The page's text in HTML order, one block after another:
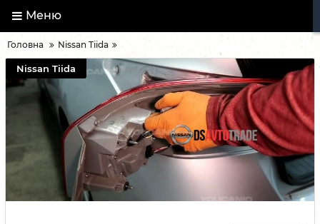
Меню
Головна Nissan Tiida
Nissan Tiida